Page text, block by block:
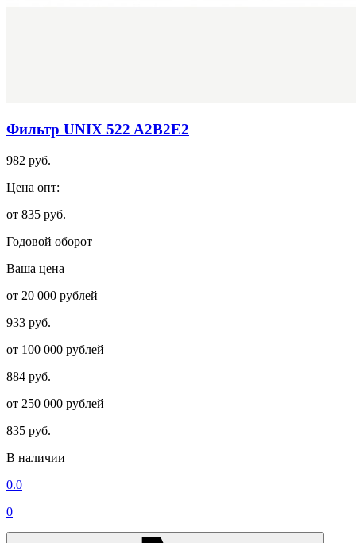
Фильтр UNIX 522 A2B2E2
982 руб.
Цена опт:
от 835 руб.
Годовой оборот
Ваша цена
от 20 000 рублей
933 руб.
от 100 000 рублей
884 руб.
от 250 000 рублей
835 руб.
В наличии
0.0
0